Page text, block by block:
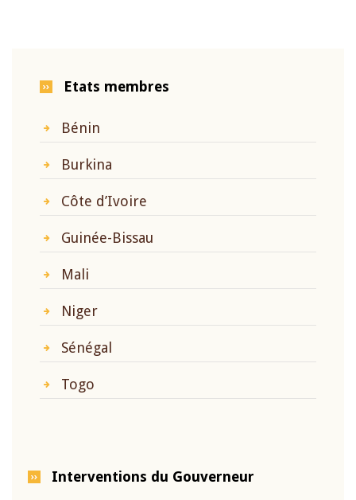
Etats membres
Bénin
Burkina
Côte d’Ivoire
Guinée-Bissau
Mali
Niger
Sénégal
Togo
Interventions du Gouverneur